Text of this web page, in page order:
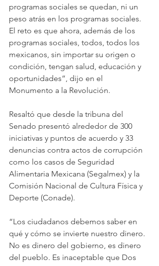
programas sociales se quedan, ni un
peso atrás en los programas sociales.
El reto es que ahora, además de los
programas sociales, todos, todos los
mexicanos, sin importar su origen o
condición, tengan salud, educación y
oportunidades”, dijo en el
Monumento a la Revolución.
Resaltó que desde la tribuna del
Senado presentó alrededor de 300
iniciativas y puntos de acuerdo y 33
denuncias contra actos de corrupción
como los casos de Seguridad
Alimentaria Mexicana (Segalmex) y la
Comisión Nacional de Cultura Física y
Deporte (Conade).
“Los ciudadanos debemos saber en
qué y cómo se invierte nuestro dinero.
No es dinero del gobierno, es dinero
del pueblo. Es inaceptable que Dos